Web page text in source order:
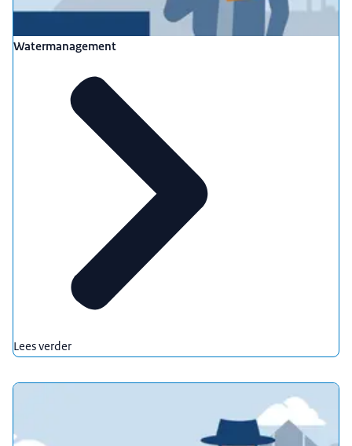
Watermanagement
Lees verder